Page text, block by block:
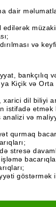
dair
və
bankçılıq
Kiçik və
dil biliyi
istifadə etmək
və
qurmaq
stresə
göstərmək